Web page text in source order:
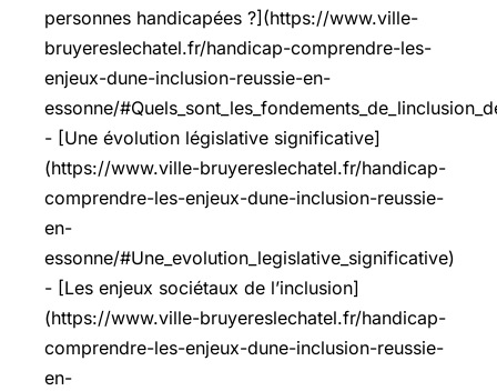
personnes handicapées ?](https://www.ville-
bruyereslechatel.fr/handicap-comprendre-les-
enjeux-dune-inclusion-reussie-en-
essonne/
- [Une évolution législative significative]
(https://www.ville-bruyereslechatel.fr/handicap-
comprendre-les-enjeux-dune-inclusion-reussie-
en-
essonne/#Une_evolution_legislative_significative)
- [Les enjeux sociétaux de l’inclusion]
(https://www.ville-bruyereslechatel.fr/handicap-
comprendre-les-enjeux-dune-inclusion-reussie-
en-